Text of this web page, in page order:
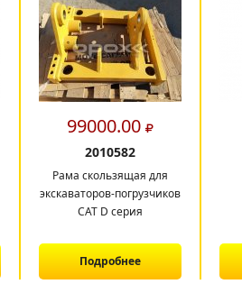
99000.00
2010582
Рама скользящая для
экскаваторов-погрузчиков
CAT D серия
Подробнее